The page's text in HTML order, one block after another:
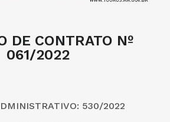
DE CONTRATO Nº
061/2022
530/2022